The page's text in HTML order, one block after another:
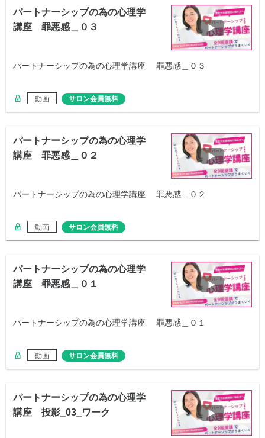
パートナーシップの為の心理学
講座 罪悪感＿０３
パートナーシップの為の心理学講座 罪悪感＿０３
動画 サロン会員無料
パートナーシップの為の心理学
講座 罪悪感＿０２
パートナーシップの為の心理学講座 罪悪感＿０２
動画 サロン会員無料
パートナーシップの為の心理学
講座 罪悪感＿０１
パートナーシップの為の心理学講座 罪悪感＿０１
動画 サロン会員無料
パートナーシップの為の心理学
講座 投影_03_ワーク